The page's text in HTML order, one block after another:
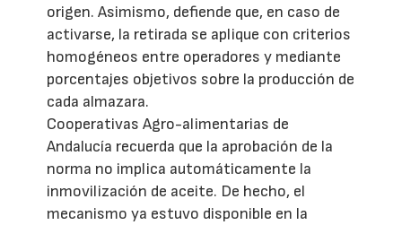
origen. Asimismo, defiende que, en caso de
activarse, la retirada se aplique con criterios
homogéneos entre operadores y mediante
porcentajes objetivos sobre la producción de
cada almazara.
Cooperativas Agro-alimentarias de
Andalucía recuerda que la aprobación de la
norma no implica automáticamente la
inmovilización de aceite. De hecho, el
mecanismo ya estuvo disponible en la